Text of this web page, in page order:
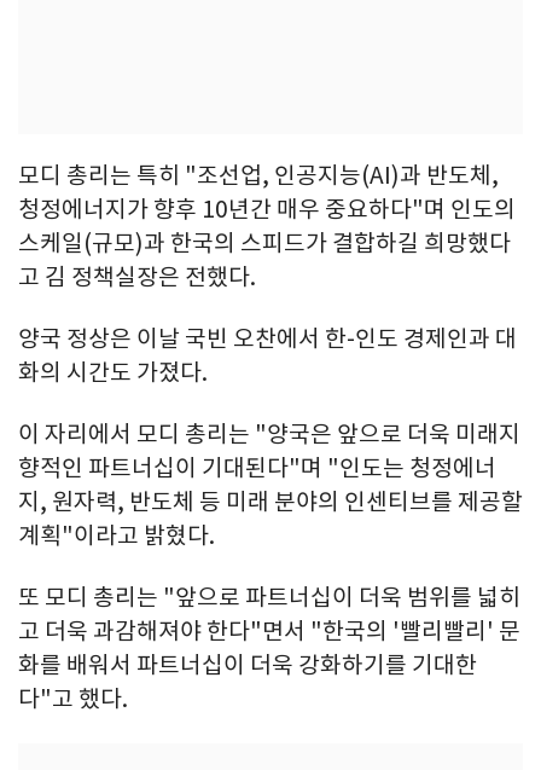
모디 총리는 특히 "조선업, 인공지능(AI)과 반도체,
청정에너지가 향후 10년간 매우 중요하다"며 인도의
스케일(규모)과 한국의 스피드가 결합하길 희망했다
고 김 정책실장은 전했다.
양국 정상은 이날 국빈 오찬에서 한-인도 경제인과 대
화의 시간도 가졌다.
이 자리에서 모디 총리는 "양국은 앞으로 더욱 미래지
향적인 파트너십이 기대된다"며 "인도는 청정에너
지, 원자력, 반도체 등 미래 분야의 인센티브를 제공할
계획"이라고 밝혔다.
또 모디 총리는 "앞으로 파트너십이 더욱 범위를 넓히
고 더욱 과감해져야 한다"면서 "한국의 '빨리빨리' 문
화를 배워서 파트너십이 더욱 강화하기를 기대한
다"고 했다.